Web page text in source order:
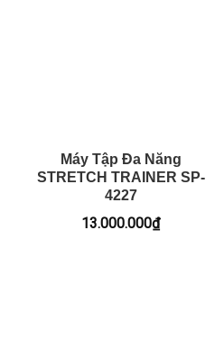
Máy Tập Đa Năng
STRETCH TRAINER SP-
4227
13.000.000₫